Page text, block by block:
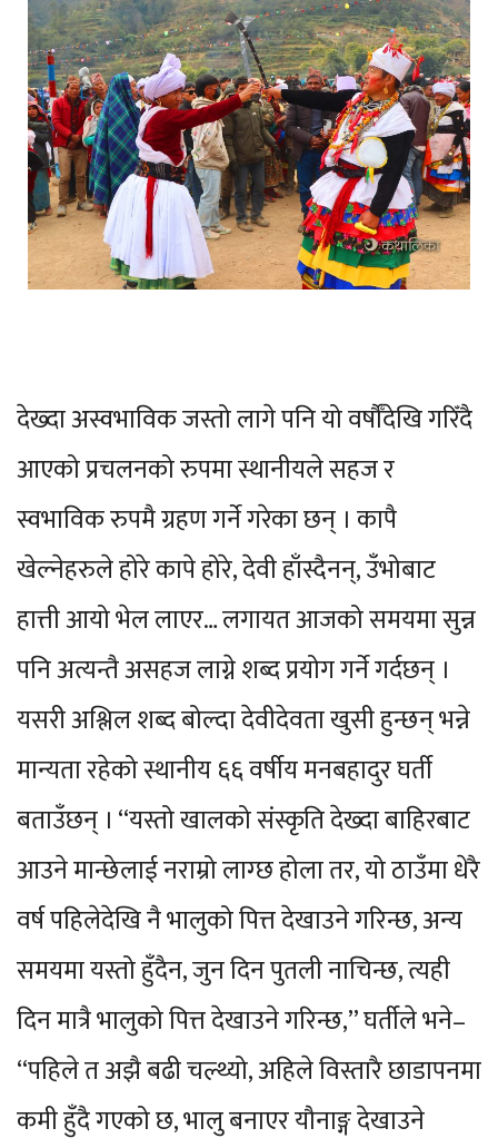
देख्दा अस्वभाविक जस्तो लागे पनि यो वर्षौँदेखि गरिँदै
आएको प्रचलनको रुपमा स्थानीयले सहज र
स्वभाविक रुपमै ग्रहण गर्ने गरेका छन् । कापै
खेल्नेहरुले होरे कापे होरे, देवी हाँस्दैनन्, उँभोबाट
हात्ती आयो भेल लाएर… लगायत आजको समयमा सुन्न
पनि अत्यन्तै असहज लाग्ने शब्द प्रयोग गर्ने गर्दछन् ।
यसरी अश्लिल शब्द बोल्दा देवीदेवता खुसी हुन्छन् भन्ने
मान्यता रहेको स्थानीय ६६ वर्षीय मनबहादुर घर्ती
बताउँछन् । “यस्तो खालको संस्कृति देख्दा बाहिरबाट
आउने मान्छेलाई नराम्रो लाग्छ होला तर, यो ठाउँमा धेरै
वर्ष पहिलेदेखि नै भालुको पित्त देखाउने गरिन्छ, अन्य
समयमा यस्तो हुँदैन, जुन दिन पुतली नाचिन्छ, त्यही
दिन मात्रै भालुको पित्त देखाउने गरिन्छ,” घर्तीले भने–
“पहिले त अझै बढी चल्थ्यो, अहिले विस्तारै छाडापनमा
कमी हुँदै गएको छ, भालु बनाएर यौनाङ्ग देखाउने